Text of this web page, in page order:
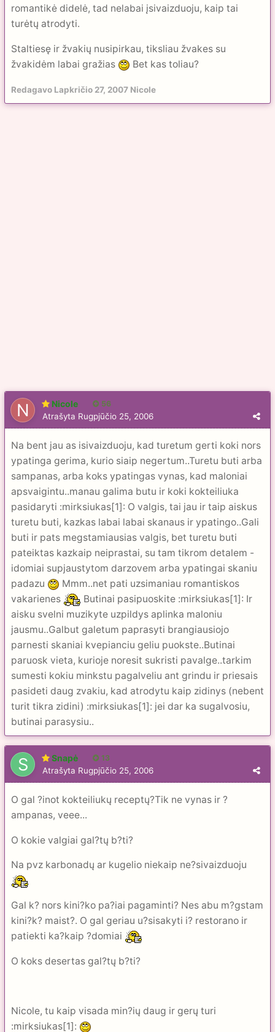
romantikė didelė, tad nelabai įsivaizduoju, kaip tai
turėtų atrodyti.
Staltiesę ir žvakių nusipirkau, tiksliau žvakes su
žvakidėm labai gražias
Bet kas toliau?
Redagavo Lapkričio 27, 2007 Nicole
Nicole 56
Atrašyta Rugpjūčio 25, 2006
Na bent jau as isivaizduoju, kad turetum gerti koki nors
ypatinga gerima, kurio siaip negertum..Turetu buti arba
sampanas, arba koks ypatingas vynas, kad maloniai
apsvaigintu..manau galima butu ir koki kokteiliuka
pasidaryti :mirksiukas[1]: O valgis, tai jau ir taip aiskus
turetu buti, kazkas labai labai skanaus ir ypatingo..Gali
buti ir pats megstamiausias valgis, bet turetu buti
pateiktas kazkaip neiprastai, su tam tikrom detalem -
idomiai supjaustytom darzovem arba ypatingai skaniu
padazu
Mmm..net pati uzsimaniau romantiskos
vakarienes
Butinai pasipuoskite :mirksiukas[1]: Ir
aisku svelni muzikyte uzpildys aplinka maloniu
jausmu..Galbut galetum paprasyti brangiausiojo
parnesti skaniai kvepianciu geliu puokste..Butinai
paruosk vieta, kurioje noresit sukristi pavalge..tarkim
sumesti kokiu minkstu pagalveliu ant grindu ir priesais
pasideti daug zvakiu, kad atrodytu kaip zidinys (nebent
turit tikra zidini) :mirksiukas[1]: jei dar ka sugalvosiu,
butinai parasysiu..
Snapė 13
Atrašyta Rugpjūčio 25, 2006
O gal ?inot kokteiliukų receptų?Tik ne vynas ir ?
ampanas, veee...
O kokie valgiai gal?tų b?ti?
Na pvz karbonadų ar kugelio niekaip ne?sivaizduoju
Gal k? nors kini?ko pa?iai pagaminti? Nes abu m?gstam
kini?k? maist?. O gal geriau u?sisakyti i? restorano ir
patiekti ka?kaip ?domiai
O koks desertas gal?tų b?ti?
Nicole, tu kaip visada min?ių daug ir gerų turi
:mirksiukas[1]: